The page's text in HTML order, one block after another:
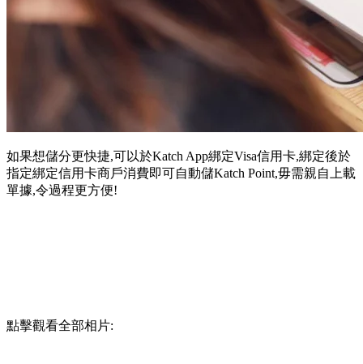
如果想儲分更快捷,可以於Katch App綁定Visa信用卡,綁定後於
指定綁定信用卡商戶消費即可自動儲Katch Point,毋需親自上載
單據,令過程更方便!
點擊觀看全部相片: